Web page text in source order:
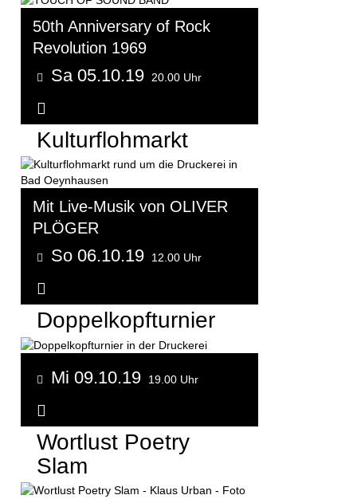
50th Anniversary of Rock
Revolution 1969
Sa 05.10.19 20.00 Uhr
Kulturflohmarkt
Mit Live-Musik von OLIVER
PLÖGER
So 06.10.19 12.00 Uhr
Doppelkopfturnier
Mi 09.10.19 19.00 Uhr
Wortlust Poetry
Slam